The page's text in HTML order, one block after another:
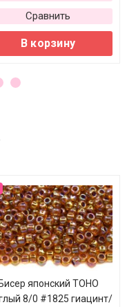
Сравнить
В корзину
Бисер японский TOHO
8/0 #1825 гиацинт/